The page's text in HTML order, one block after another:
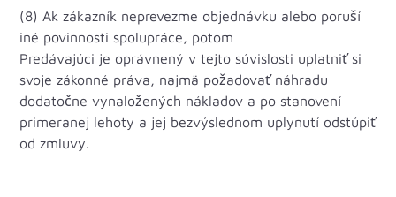
(8) Ak zákazník neprevezme objednávku alebo poruší
iné povinnosti spolupráce, potom
Predávajúci je oprávnený v tejto súvislosti uplatniť si
svoje zákonné práva, najmä požadovať náhradu
dodatočne vynaložených nákladov a po stanovení
primeranej lehoty a jej bezvýslednom uplynutí odstúpiť
od zmluvy.